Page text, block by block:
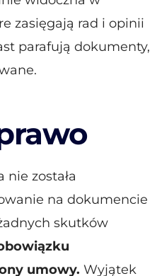
zasięgają rad i opinii
parafują dokumenty,
została
na dokumencie
skutków
umowy. Wyjątek